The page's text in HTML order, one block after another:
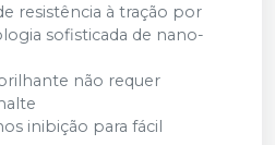
resistência à tração por
sofisticada de nano-
não requer
inibição para fácil